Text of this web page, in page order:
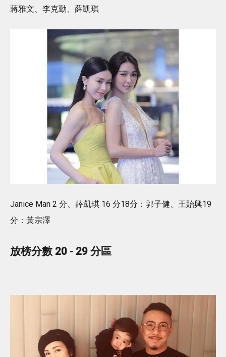
蔣雅文、李克勤、薛凱琪
Janice Man 2 分、薛凱琪 16 分18分：郭子健、王貽興19
分：黃宗澤
放榜分數 20 - 29 分區